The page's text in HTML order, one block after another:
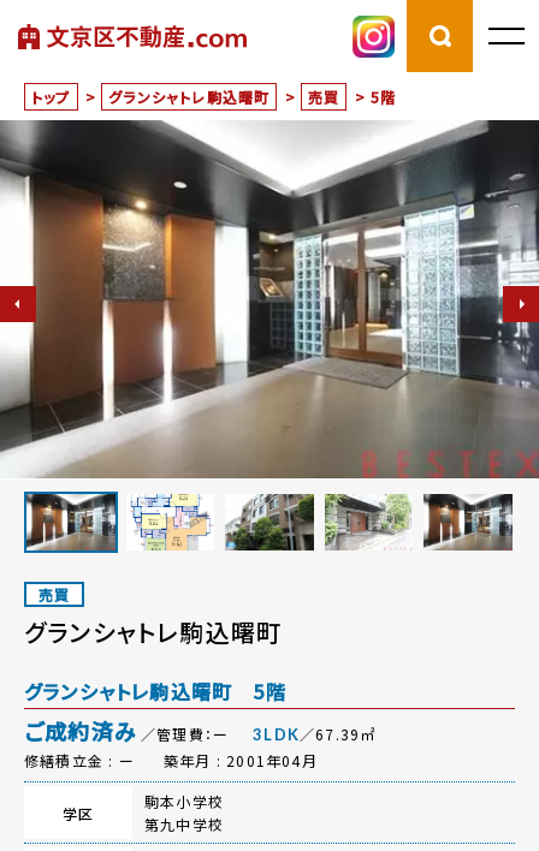
トップ > グランシャトレ駒込曙町 > 売買 > 5階
売買
グランシャトレ駒込曙町
グランシャトレ駒込曙町 5階
ご成約済み ／管理費：ー 3LDK／67.39㎡
修繕積立金 : ー
築年月 : 2001年04月
学区
駒本小学校
第九中学校